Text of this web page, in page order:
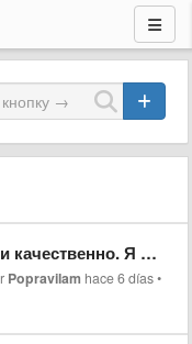
Обязательно буду обращаться ещё.
Popravilam hace 6 días•